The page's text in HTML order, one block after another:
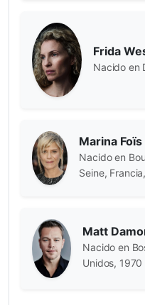
Frida
Nacido en
Marina Foïs
Nacido en
Seine,
Matt
Nacido en
Unidos, 1970